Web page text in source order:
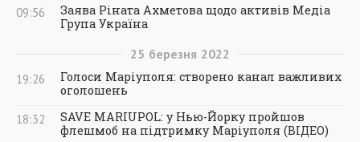
09:56
Заява Ріната Ахметова щодо активів Медіа
Група Україна
25 березня 2022
19:26
Голоси Маріуполя: створено канал важливих
оголошень
18:32
SAVE MARIUPOL: у Нью-Йорку пройшов
флешмоб на підтримку Маріуполя (ВІДЕО)